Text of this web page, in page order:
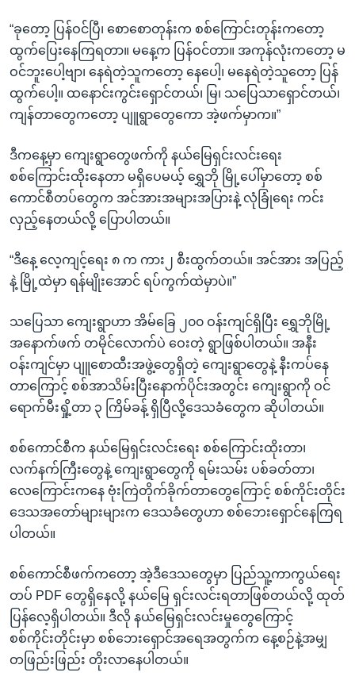
“ခုတော့ ပြန်ဝင်ပြီ၊ စောစောတုန်းက စစ်ကြောင်းတုန်းကတော့
ထွက်ပြေးနေကြရတာ။ မနေ့က ပြန်ဝင်တာ။ အကုန်လုံးကတော့ မ
ဝင်ဘူးပေါ့ဗျာ၊ နေရဲတဲ့သူကတော့ နေပေါ့၊ မနေရဲတဲ့သူတော့ ပြန်
ထွက်ပေါ့။ ထနောင်းကွင်းရှောင်တယ်၊ မြ၊ သပြေသာရှောင်တယ်၊
ကျန်တာတွေကတော့ ပျူရွာတွေကော အဲ့ဖက်မှာက။”
ဒီကနေ့မှာ ကျေးရွာတွေဖက်ကို နယ်မြေရှင်းလင်းရေး
စစ်ကြောင်းထိုးနေတာ မရှိပေမယ့် ရွှေဘို မြို့ပေါ်မှာတော့ စစ်
ကောင်စီတပ်တွေက အင်အားအများအပြားနဲ့ လုံခြုံရေး ကင်း
လှည့်နေတယ်လို့ ပြောပါတယ်။
“ဒီနေ့ လေ့ကျင့်ရေး ၈ က ကား၂ စီးထွက်တယ်။ အင်အား အပြည့်
နဲ့ မြို့ထဲမှာ ရန်မျိုးအောင် ရပ်ကွက်ထဲမှာပဲ။”
သပြေသာ ကျေးရွာဟာ အိမ်ခြေ ၂၀၀ ဝန်းကျင်ရှိပြီး ရွှေဘိုမြို့
အနောက်ဖက် တမိုင်လောက်ပဲ ဝေးတဲ့ ရွာဖြစ်ပါတယ်။ အနီး
ဝန်းကျင်မှာ ပျူစောထီးအဖွဲ့တွေရှိတဲ့ ကျေးရွာတွေနဲ့ နီးကပ်နေ
တာကြောင့် စစ်အာသိမ်းပြီးနောက်ပိုင်းအတွင်း ကျေးရွာကို ဝင်
ရောက်မီးရှို့တာ ၃ ကြိမ်ခန့် ရှိပြီလို့ဒေသခံတွေက ဆိုပါတယ်။
စစ်ကောင်စီက နယ်မြေရှင်းလင်းရေး စစ်ကြောင်းထိုးတာ၊
လက်နက်ကြီးတွေနဲ့ ကျေးရွာတွေကို ရမ်းသမ်း ပစ်ခတ်တာ၊
လေကြောင်းကနေ ဗုံးကြဲတိုက်ခိုက်တာတွေကြောင့် စစ်ကိုင်းတိုင်း
ဒေသအတော်များများက ဒေသခံတွေဟာ စစ်ဘေးရှောင်နေကြရ
ပါတယ်။
စစ်ကောင်စီဖက်ကတော့ အဲ့ဒီဒေသတွေမှာ ပြည်သူ့ကာကွယ်ရေး
တပ် PDF တွေရှိနေလို့ နယ်မြေ ရှင်းလင်းရတာဖြစ်တယ်လို့ ထုတ်
ပြန်လေ့ရှိပါတယ်။ ဒီလို နယ်မြေရှင်းလင်းမှုတွေကြောင့်
စစ်ကိုင်းတိုင်းမှာ စစ်ဘေးရှောင်အရေအတွက်က နေ့စဉ်နဲ့အမျှ
တဖြည်းဖြည်း တိုးလာနေပါတယ်။